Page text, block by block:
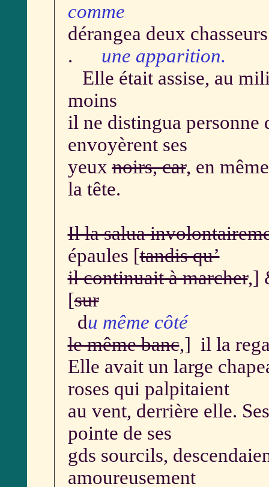
comme
dérangea deux
. une apparition.
Elle était assise, au
moins
il ne distingua personne
envoyèrent ses
yeuxnoirs, car, en
la tête.
Il la salua
épaules [tandis qu’
il continuait à marcher,]
[sur
du même côté
le même banc,] il la
Elle avait un large
roses qui palpitaient
au vent, derrière elle.
pointe de ses
gds sourcils,
amoureusement